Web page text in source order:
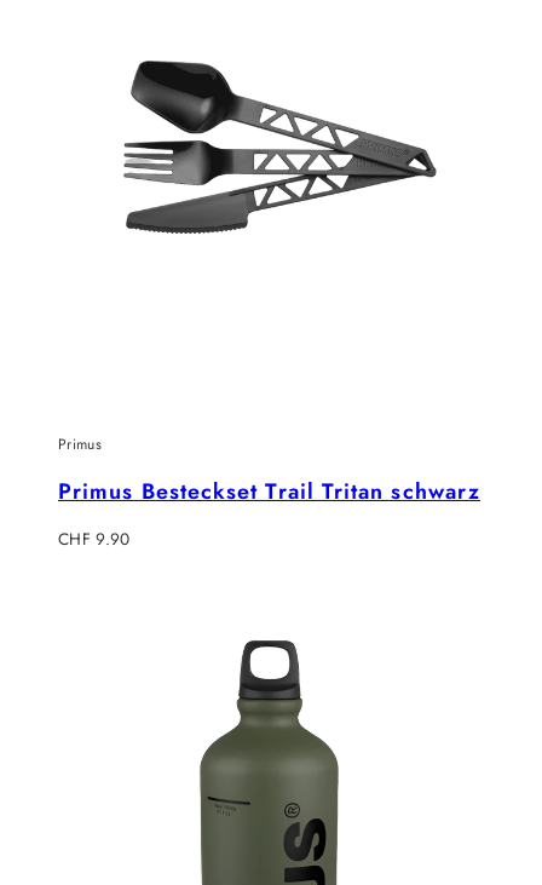
Primus
Primus Besteckset Trail Tritan schwarz
Regulärer
CHF 9.90